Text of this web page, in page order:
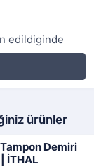
edildiginde
ürünler
Demiri
İTHAL